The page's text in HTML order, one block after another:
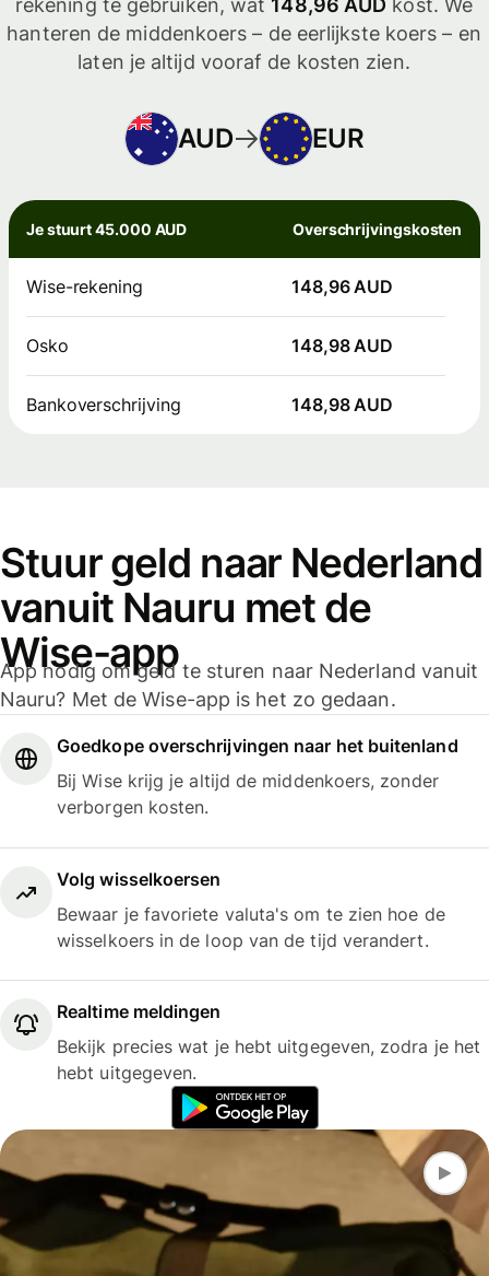
rekening te gebruiken, wat 148,96 AUD kost. We
hanteren de middenkoers – de eerlijkste koers – en
laten je altijd vooraf de kosten zien.
AUD EUR
Je stuurt 45.000 AUD Overschrijvingskosten
Wise-rekening 148,96 AUD
Osko 148,98 AUD
Bankoverschrijving 148,98 AUD
Stuur geld naar Nederland
vanuit Nauru met de
Wise-app
App nodig om geld te sturen naar Nederland vanuit
Nauru? Met de Wise-app is het zo gedaan.
Goedkope overschrijvingen naar het buitenland
Bij Wise krijg je altijd de middenkoers, zonder
verborgen kosten.
Volg wisselkoersen
Bewaar je favoriete valuta's om te zien hoe de
wisselkoers in de loop van de tijd verandert.
Realtime meldingen
Bekijk precies wat je hebt uitgegeven, zodra je het
hebt uitgegeven.